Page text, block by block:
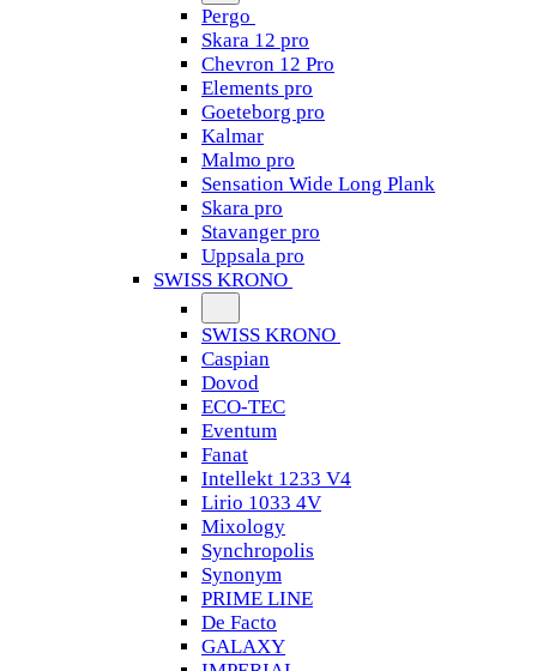
Pergo
Skara 12 pro
Chevron 12 Pro
Elements pro
Goeteborg pro
Kalmar
Malmo pro
Sensation Wide Long Plank
Skara pro
Stavanger pro
Uppsala pro
SWISS KRONO
SWISS KRONO
Caspian
Dovod
ECO-TEC
Eventum
Fanat
Intellekt 1233 V4
Lirio 1033 4V
Mixology
Synchropolis
Synonym
PRIME LINE
De Facto
GALAXY